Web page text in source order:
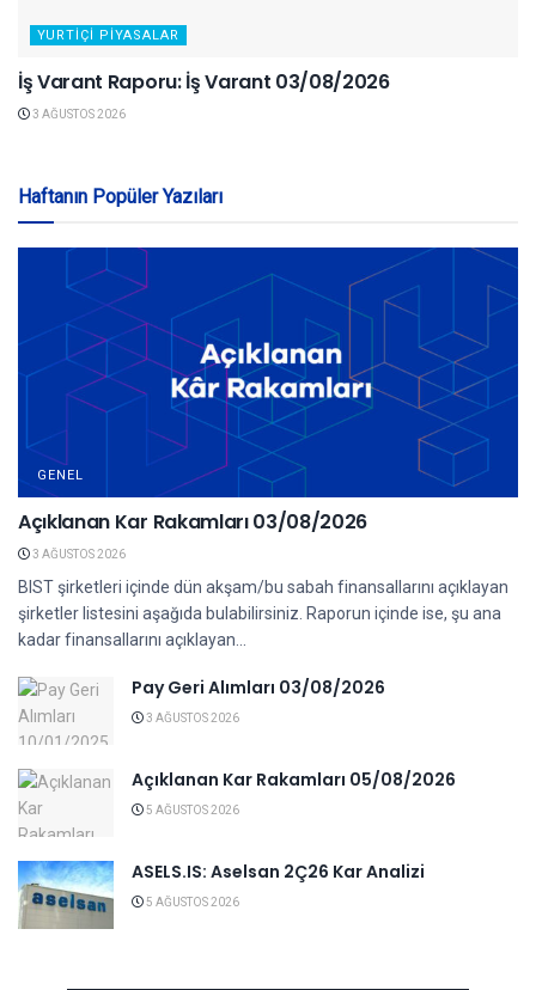
YURTIÇI PIYASALAR
İş Varant Raporu: İş Varant 03/08/2026
3 AĞUSTOS 2026
Haftanın Popüler Yazıları
GENEL
Açıklanan Kar Rakamları 03/08/2026
3 AĞUSTOS 2026
BIST şirketleri içinde dün akşam/bu sabah finansallarını açıklayan
şirketler listesini aşağıda bulabilirsiniz. Raporun içinde ise, şu ana
kadar finansallarını açıklayan...
Pay Geri Alımları 03/08/2026
3 AĞUSTOS 2026
Açıklanan Kar Rakamları 05/08/2026
5 AĞUSTOS 2026
ASELS.IS: Aselsan 2Ç26 Kar Analizi
5 AĞUSTOS 2026